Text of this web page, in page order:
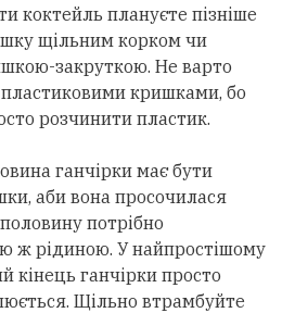
коктейль плануєте пізніше
щільним корком чи
закруткою. Не варто
кришками, бо
розчинити пластик.
ганчірки має бути
аби вона просочилася
потрібно
ж рідиною. У найпростішому
кінець ганчірки просто
Щільно втрамбуйте